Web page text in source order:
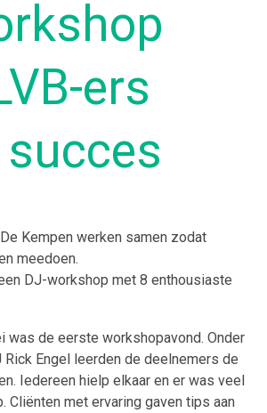
ers
Kempen werken samen zodat
meedoen.
DJ-workshop met 8 enthousiaste
was de eerste workshopavond. Onder
Engel leerden de deelnemers de
Iedereen hielp elkaar en er was veel
Cliënten met ervaring gaven tips aan